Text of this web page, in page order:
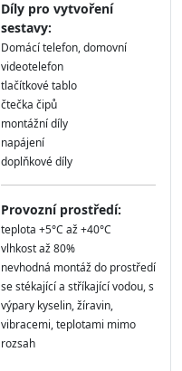
Díly pro vytvoření
sestavy:
Domácí telefon, domovní
videotelefon
tlačítkové tablo
čtečka čipů
montážní díly
napájení
doplňkové díly
Provozní prostředí:
teplota +5°C až +40°C
vlhkost až 80%
nevhodná montáž do prostředí
se stékající a stříkající vodou, s
výpary kyselin, žíravin,
vibracemi, teplotami mimo
rozsah